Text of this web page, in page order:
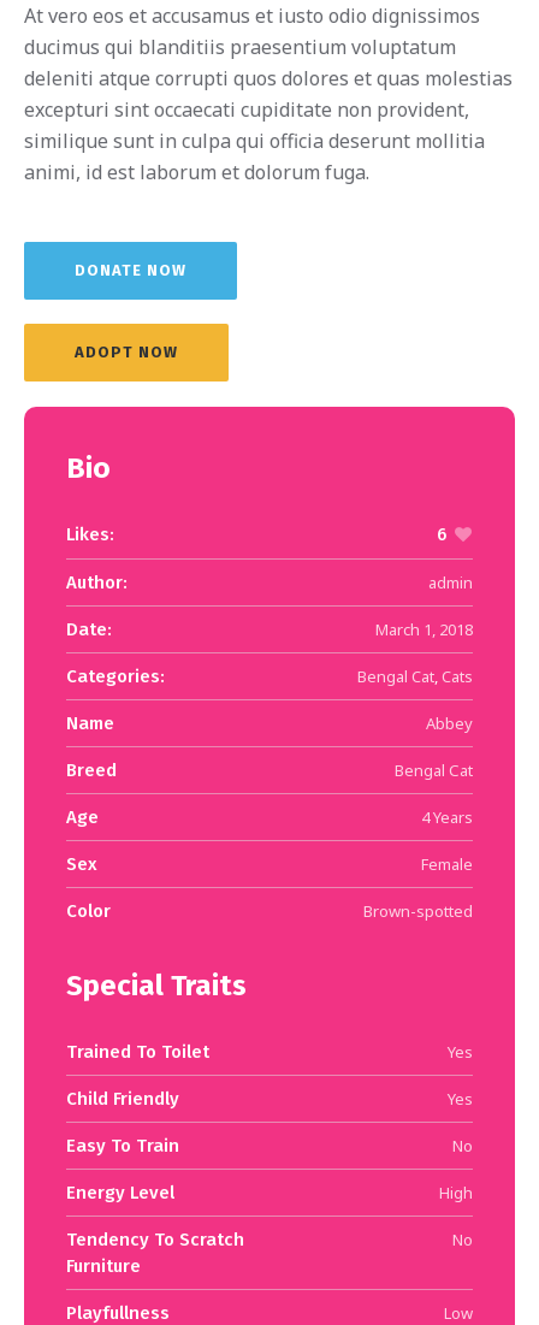
At vero eos et accusamus et iusto odio dignissimos
ducimus qui blanditiis praesentium voluptatum
deleniti atque corrupti quos dolores et quas molestias
excepturi sint occaecati cupiditate non provident,
similique sunt in culpa qui officia deserunt mollitia
animi, id est laborum et dolorum fuga.
DONATE NOW
ADOPT NOW
Bio
Likes: 6
Author: admin
Date: March 1, 2018
Categories: Bengal Cat Cats
Name Abbey
Breed Bengal Сat
Age 4 Years
Sex Female
Color Brown-spotted
Special Traits
Trained To Toilet Yes
Child Friendly Yes
Easy To Train No
Energy Level High
Tendency To Scratch
Furniture
No
Playfullness Low